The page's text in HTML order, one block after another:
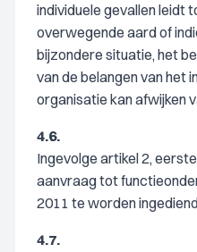
individuele gevallen leidt
overwegende aard of
bijzondere situatie, het
van de belangen van het
organisatie kan afwijken
4.6.
Ingevolge artikel 2,
aanvraag tot
2011 te worden
4.7.